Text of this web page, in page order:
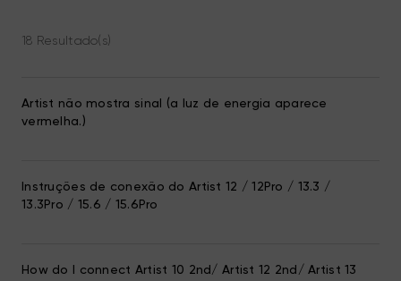
18 Resultado(s)
Artist não mostra sinal (a luz de energia aparece
vermelha.)
Instruções de conexão do Artist 12 / 12Pro / 13.3 /
13.3Pro / 15.6 / 15.6Pro
How do I connect Artist 10 2nd/ Artist 12 2nd/ Artist 13